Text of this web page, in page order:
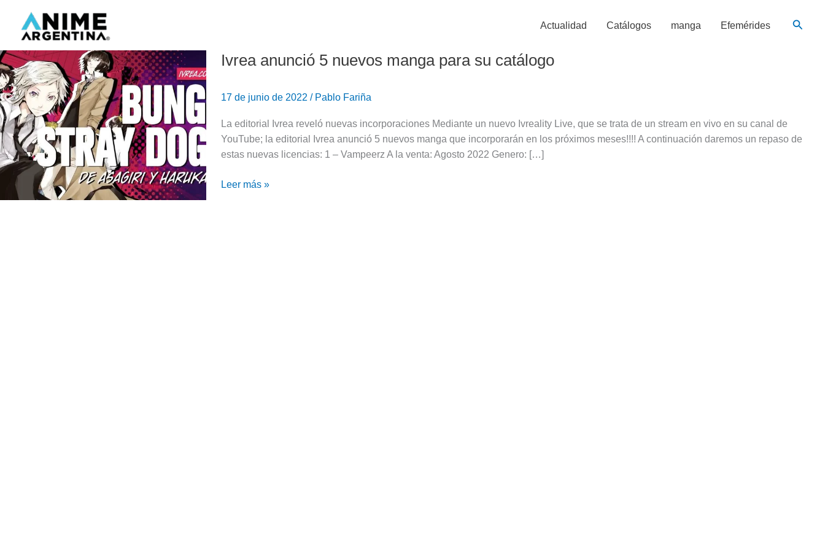
contenido
Actualidad Catálogos manga Efemérides
Ivrea anunció 5 nuevos manga para su catálogo
17 de junio de 2022 / Pablo Fariña
La editorial Ivrea reveló nuevas incorporaciones Mediante un nuevo Ivreality Live, que se trata de un stream en vivo en su canal de
YouTube; la editorial Ivrea anunció 5 nuevos manga que incorporarán en los próximos meses!!!! A continuación daremos un repaso de
estas nuevas licencias: 1 – Vampeerz A la venta: Agosto 2022 Genero: […]
Ivrea
nuevos
manga
para
Leer más »